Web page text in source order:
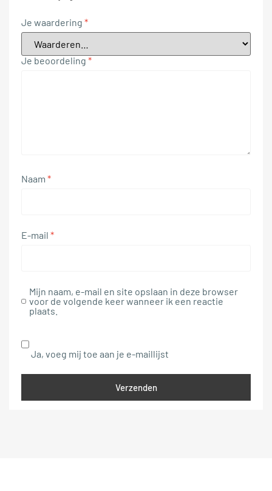
Je waardering *
Je beoordeling *
Naam *
E-mail *
Mijn naam, e-mail en site opslaan in deze browser
voor de volgende keer wanneer ik een reactie
plaats.
Ja, voeg mij toe aan je e-maillijst